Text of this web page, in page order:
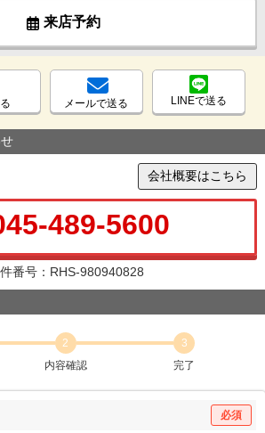
来店予約
メールで送る LINEで送る
会社概要はこちら
489-5600
番号：RHS-980940828
2
内容確認
3
完了
必須